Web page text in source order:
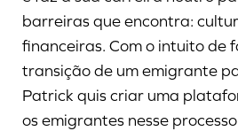
barreiras que encontra:
financeiras. Com o intuito de
transição de um emigrante
Patrick quis criar uma
os emigrantes nesse